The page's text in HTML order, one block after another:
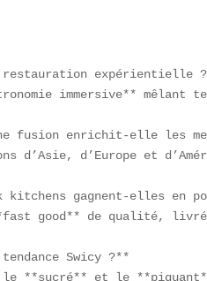
restauration expérientielle
immersive** mêlant
fusion enrichit-elle les
d’Asie, d’Europe et
kitchens gagnent-elles en
good** de qualité,
Swicy ?**
**sucré** et le